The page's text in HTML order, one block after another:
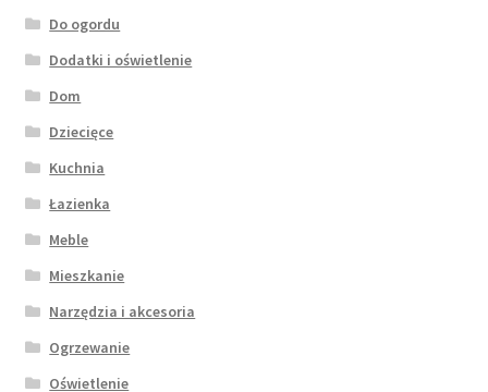
Do ogordu
Dodatki i oświetlenie
Dom
Dziecięce
Kuchnia
Łazienka
Meble
Mieszkanie
Narzędzia i akcesoria
Ogrzewanie
Oświetlenie